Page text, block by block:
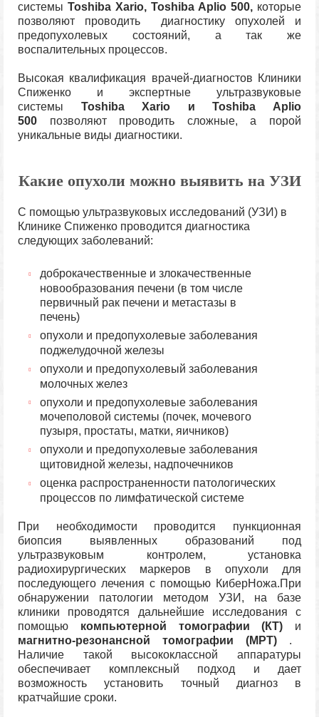
системы Toshiba Xario, Toshiba Aplio 500, которые
позволяют проводить диагностику опухолей и
предопухолевых состояний, а так же
воспалительных процессов.
Высокая квалификация врачей-диагностов Клиники
Спиженко и экспертные ультразвуковые
системы Toshiba Xario и Toshiba Aplio
500 позволяют проводить сложные, а порой
уникальные виды диагностики.
Какие опухоли можно выявить на УЗИ
С помощью ультразвуковых исследований (УЗИ) в
Клинике Спиженко проводится диагностика
следующих заболеваний:
доброкачественные и злокачественные
новообразования печени (в том числе
первичный рак печени и метастазы в
печень)
опухоли и предопухолевые заболевания
поджелудочной железы
опухоли и предопухолевый заболевания
молочных желез
опухоли и предопухолевые заболевания
мочеполовой системы (почек, мочевого
пузыря, простаты, матки, яичников)
опухоли и предопухолевые заболевания
щитовидной железы, надпочечников
оценка распространенности патологических
процессов по лимфатической системе
При необходимости проводится пункционная
биопсия выявленных образований под
ультразвуковым контролем, установка
радиохирургических маркеров в опухоли для
последующего лечения с помощью КиберНожа.При
обнаружении патологии методом УЗИ, на базе
клиники проводятся дальнейшие исследования с
помощью компьютерной томографии (КТ) и
магнитно-резонансной томографии (МРТ) .
Наличие такой высококлассной аппаратуры
обеспечивает комплексный подход и дает
возможность установить точный диагноз в
кратчайшие сроки.